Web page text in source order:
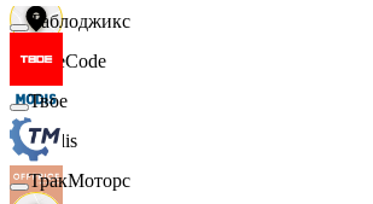
FaceCode
Modis
Таблоджикс
Твое
ТракМоторс